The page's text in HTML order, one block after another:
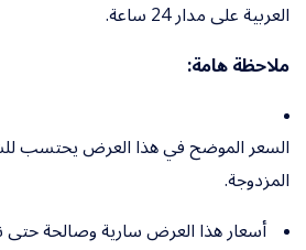
العربية على مدار 24 ساعة.
ملاحظة هامة:
السعر الموضح في هذا العرض يحتسب
المزدوجة.
أسعار هذا العرض سارية وصالحة حتى